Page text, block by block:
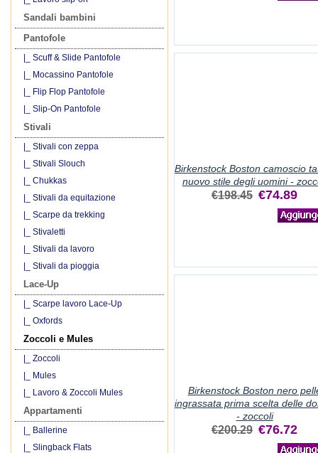
Sandali bambini
Pantofole
|_ Scuff & Slide Pantofole
|_ Mocassino Pantofole
|_ Flip Flop Pantofole
|_ Slip-On Pantofole
Stivali
|_ Stivali con zeppa
|_ Stivali Slouch
|_ Chukkas
|_ Stivali da equitazione
|_ Scarpe da trekking
|_ Stivaletti
|_ Stivali da lavoro
|_ Stivali da pioggia
Lace-Up
|_ Scarpe lavoro Lace-Up
|_ Oxfords
Zoccoli e Mules
|_ Zoccoli
|_ Mules
|_ Lavoro & Zoccoli Mules
Appartamenti
|_ Ballerine
|_ Slingback Flats
Birkenstock Boston camoscio
nuovo stile degli uomini -
€198.45 €74.89
Birkenstock Boston nero
ingrassata prima scelta delle
- zoccoli
€200.29 €76.72